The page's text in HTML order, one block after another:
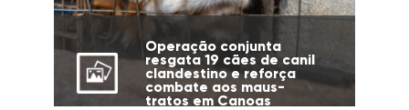
Operação conjunta
resgata 19 cães de canil
clandestino e reforça
combate aos maus-
tratos em Canoas